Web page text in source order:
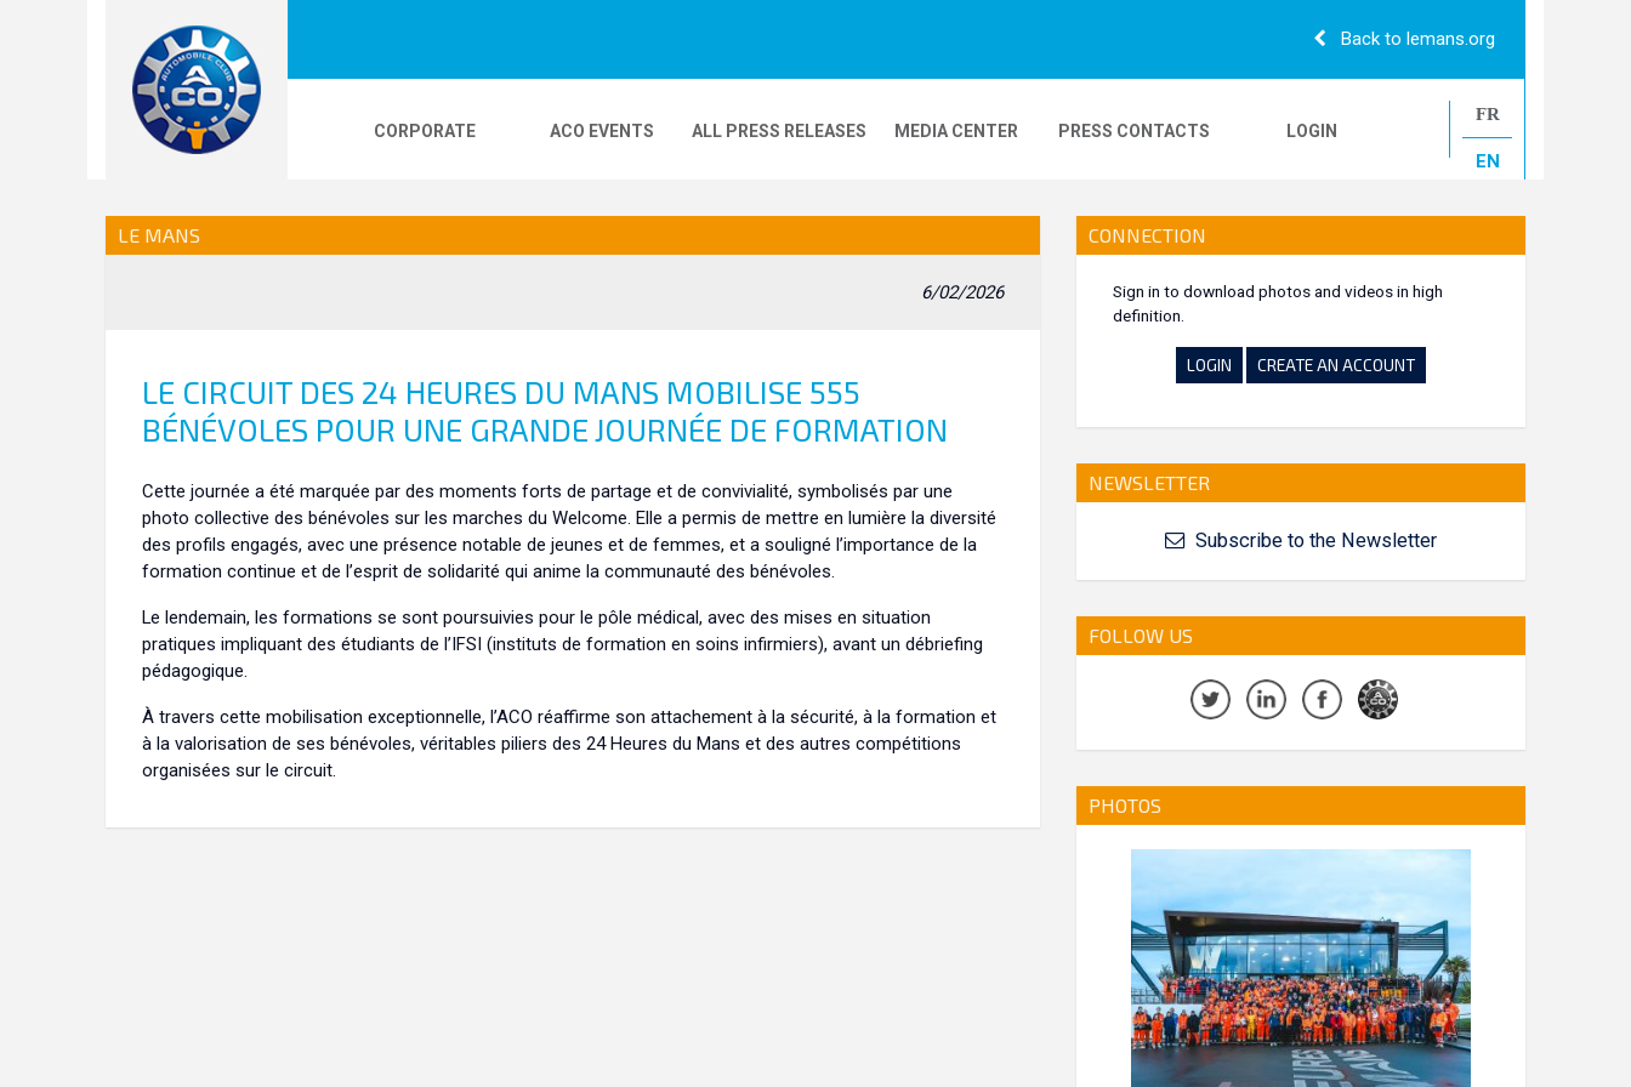
Back to lemans.org
CORPORATE ACO EVENTS ALL PRESS RELEASES MEDIA CENTER
LOGOS
PRESS CONTACTS LOGIN
FR
EN
LE MANS
6/02/2026
LE CIRCUIT DES 24 HEURES DU MANS MOBILISE 555
BÉNÉVOLES POUR UNE GRANDE JOURNÉE DE FORMATION
Cette journée a été marquée par des moments forts de partage et de convivialité, symbolisés par une
photo collective des bénévoles sur les marches du Welcome. Elle a permis de mettre en lumière la diversité
des profils engagés, avec une présence notable de jeunes et de femmes, et a souligné l’importance de la
formation continue et de l’esprit de solidarité qui anime la communauté des bénévoles.
Le lendemain, les formations se sont poursuivies pour le pôle médical, avec des mises en situation
pratiques impliquant des étudiants de l’IFSI (instituts de formation en soins infirmiers), avant un débriefing
pédagogique.
À travers cette mobilisation exceptionnelle, l’ACO réaffirme son attachement à la sécurité, à la formation et
à la valorisation de ses bénévoles, véritables piliers des 24 Heures du Mans et des autres compétitions
organisées sur le circuit.
CONNECTION
Sign in to download photos and videos in high
definition.
LOGIN CREATE AN ACCOUNT
NEWSLETTER
Subscribe to the Newsletter
FOLLOW US
PHOTOS